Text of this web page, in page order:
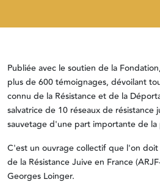
Publiée avec le soutien de la
plus de 600 témoignages, dévoilant
connu de la Résistance et de la
salvatrice de 10 réseaux de résistance
sauvetage d'une part importante de
C'est un ouvrage collectif que l'on
de la Résistance Juive en France
Georges Loinger.